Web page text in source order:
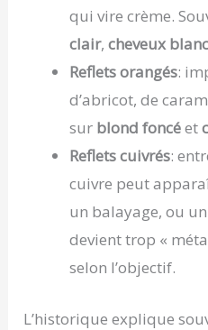
qui vire crème.
clair,cheveux
Reflets orangés:
d’abricot, de
sur blond foncéet
Reflets cuivrés:
cuivre peut
un balayage, ou un
devient trop «
selon l’objectif.
L’historique explique